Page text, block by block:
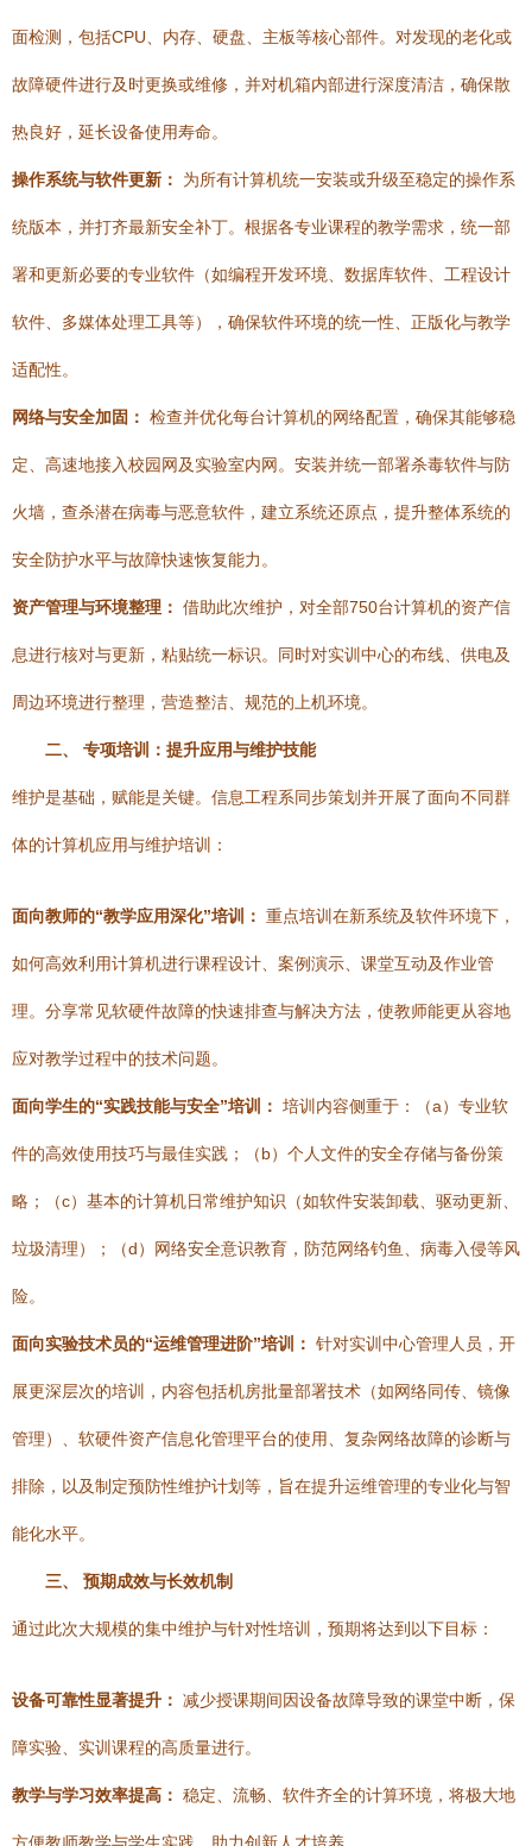
面检测，包括CPU、内存、硬盘、主板等核心部件。对发现的老化或
故障硬件进行及时更换或维修，并对机箱内部进行深度清洁，确保散
热良好，延长设备使用寿命。
操作系统与软件更新： 为所有计算机统一安装或升级至稳定的操作系
统版本，并打齐最新安全补丁。根据各专业课程的教学需求，统一部
署和更新必要的专业软件（如编程开发环境、数据库软件、工程设计
软件、多媒体处理工具等），确保软件环境的统一性、正版化与教学
适配性。
网络与安全加固： 检查并优化每台计算机的网络配置，确保其能够稳
定、高速地接入校园网及实验室内网。安装并统一部署杀毒软件与防
火墙，查杀潜在病毒与恶意软件，建立系统还原点，提升整体系统的
安全防护水平与故障快速恢复能力。
资产管理与环境整理： 借助此次维护，对全部750台计算机的资产信
息进行核对与更新，粘贴统一标识。同时对实训中心的布线、供电及
周边环境进行整理，营造整洁、规范的上机环境。
二、 专项培训：提升应用与维护技能
维护是基础，赋能是关键。信息工程系同步策划并开展了面向不同群
体的计算机应用与维护培训：
面向教师的“教学应用深化”培训： 重点培训在新系统及软件环境下，
如何高效利用计算机进行课程设计、案例演示、课堂互动及作业管
理。分享常见软硬件故障的快速排查与解决方法，使教师能更从容地
应对教学过程中的技术问题。
面向学生的“实践技能与安全”培训： 培训内容侧重于：（a）专业软
件的高效使用技巧与最佳实践；（b）个人文件的安全存储与备份策
略；（c）基本的计算机日常维护知识（如软件安装卸载、驱动更新、
垃圾清理）；（d）网络安全意识教育，防范网络钓鱼、病毒入侵等风
险。
面向实验技术员的“运维管理进阶”培训： 针对实训中心管理人员，开
展更深层次的培训，内容包括机房批量部署技术（如网络同传、镜像
管理）、软硬件资产信息化管理平台的使用、复杂网络故障的诊断与
排除，以及制定预防性维护计划等，旨在提升运维管理的专业化与智
能化水平。
三、 预期成效与长效机制
通过此次大规模的集中维护与针对性培训，预期将达到以下目标：
设备可靠性显著提升： 减少授课期间因设备故障导致的课堂中断，保
障实验、实训课程的高质量进行。
教学与学习效率提高： 稳定、流畅、软件齐全的计算环境，将极大地